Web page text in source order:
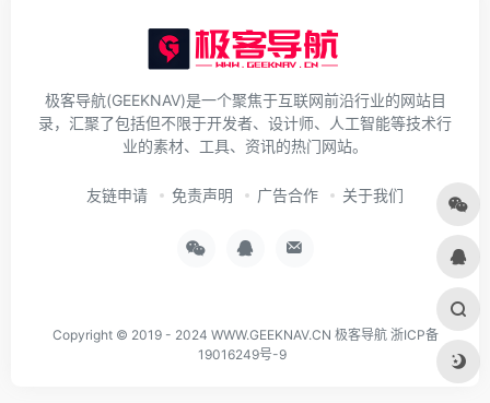
极客导航(GEEKNAV)是一个聚焦于互联网前沿行业的网站目
录，汇聚了包括但不限于开发者、设计师、人工智能等技术行
业的素材、工具、资讯的热门网站。
友链申请 免责声明 广告合作 关于我们
Copyright © 2019 - 2024 WWW.GEEKNAV.CN 极客导航 浙ICP备
19016249号-9